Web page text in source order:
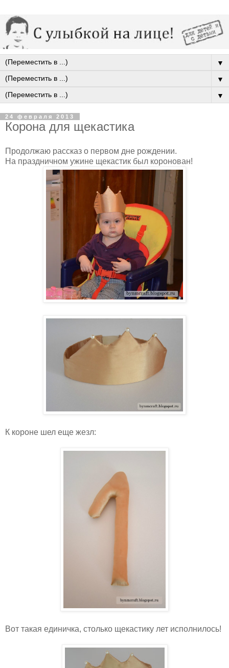
▼
▼
▼
24 февраля 2013
Корона для щекастика
Продолжаю рассказ о первом дне рождении.
На праздничном ужине щекастик был коронован!
К короне шел еще жезл:
Вот такая единичка, столько щекастику лет исполнилось!